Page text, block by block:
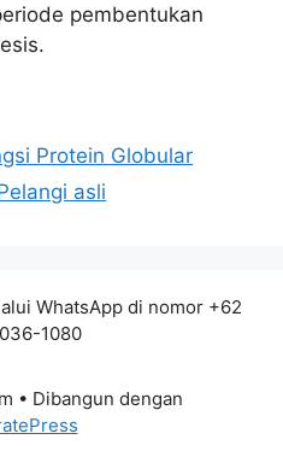
pembentukan
Protein Globular
asli
WhatsApp di nomor +62
1080
• Dibangun dengan